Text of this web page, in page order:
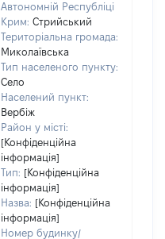
Автономній Республіці
Крим: Стрийський
Територіальна громада:
Миколаївська
Тип населеного пункту:
Село
Населений пункт:
Вербіж
Район у місті:
[Конфіденційна
інформація]
Тип: [Конфіденційна
інформація]
Назва: [Конфіденційна
інформація]
Номер будинку/